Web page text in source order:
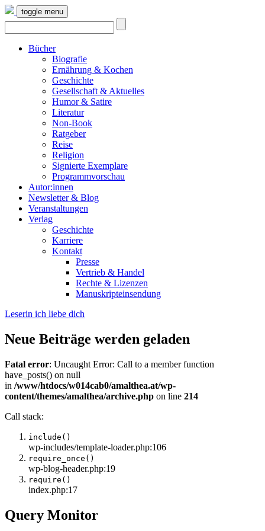
toggle menu
Bücher
Biografie
Ernährung & Kochen
Geschichte
Gesellschaft & Aktuelles
Humor & Satire
Literatur
Non-Book
Ratgeber
Reise
Religion
Signierte Exemplare
Programmvorschau
Autor:innen
Newsletter & Blog
Veranstaltungen
Verlag
Geschichte
Karriere
Kontakt
Presse
Vertrieb & Handel
Rechte & Lizenzen
Manuskripteinsendung
Leserin ich liebe dich
Neue Beiträge werden geladen
Fatal error: Uncaught Error: Call to a member function
have_posts() on null
in /www/htdocs/w014cab0/amalthea.at/wp-
content/themes/amalthea/archive.php on line 214
Call stack:
include()
wp-includes/template-loader.php:106
require_once()
wp-blog-header.php:19
require()
index.php:17
Query Monitor